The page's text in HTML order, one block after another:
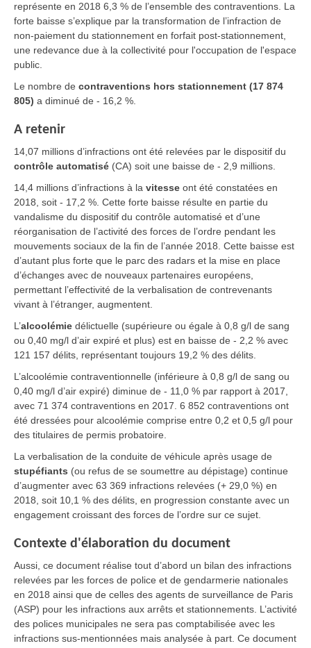
représente en 2018 6,3 % de l’ensemble des contraventions. La
forte baisse s’explique par la transformation de l’infraction de
non-paiement du stationnement en forfait post-stationnement,
une redevance due à la collectivité pour l'occupation de l'espace
public.
Le nombre de contraventions hors stationnement (17 874
805) a diminué de - 16,2 %.
A retenir
14,07 millions d’infractions ont été relevées par le dispositif du
contrôle automatisé (CA) soit une baisse de - 2,9 millions.
14,4 millions d’infractions à la vitesse ont été constatées en
2018, soit - 17,2 %. Cette forte baisse résulte en partie du
vandalisme du dispositif du contrôle automatisé et d’une
réorganisation de l’activité des forces de l’ordre pendant les
mouvements sociaux de la fin de l’année 2018. Cette baisse est
d’autant plus forte que le parc des radars et la mise en place
d’échanges avec de nouveaux partenaires européens,
permettant l’effectivité de la verbalisation de contrevenants
vivant à l’étranger, augmentent.
L’alcoolémie délictuelle (supérieure ou égale à 0,8 g/l de sang
ou 0,40 mg/l d’air expiré et plus) est en baisse de - 2,2 % avec
121 157 délits, représentant toujours 19,2 % des délits.
L’alcoolémie contraventionnelle (inférieure à 0,8 g/l de sang ou
0,40 mg/l d’air expiré) diminue de - 11,0 % par rapport à 2017,
avec 71 374 contraventions en 2017. 6 852 contraventions ont
été dressées pour alcoolémie comprise entre 0,2 et 0,5 g/l pour
des titulaires de permis probatoire.
La verbalisation de la conduite de véhicule après usage de
stupéfiants (ou refus de se soumettre au dépistage) continue
d’augmenter avec 63 369 infractions relevées (+ 29,0 %) en
2018, soit 10,1 % des délits, en progression constante avec un
engagement croissant des forces de l’ordre sur ce sujet.
Contexte d'élaboration du document
Aussi, ce document réalise tout d’abord un bilan des infractions
relevées par les forces de police et de gendarmerie nationales
en 2018 ainsi que de celles des agents de surveillance de Paris
(ASP) pour les infractions aux arrêts et stationnements. L’activité
des polices municipales ne sera pas comptabilisée avec les
infractions sus-mentionnées mais analysée à part. Ce document